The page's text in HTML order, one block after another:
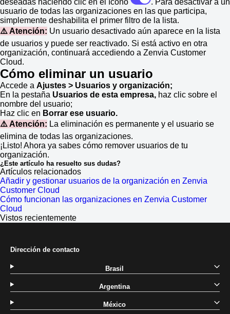
deseadas haciendo clic en el ícono
. Para desactivar a un
usuario de todas las organizaciones en las que participa,
simplemente deshabilita el primer filtro de la lista.
⚠️ Atención: Un usuario desactivado aún aparece en la lista
de usuarios y puede ser reactivado. Si está activo en otra
organización, continuará accediendo a Zenvia Customer
Cloud.
Cómo eliminar un usuario
Accede a Ajustes > Usuarios y organización;
En la pestaña Usuarios de esta empresa, haz clic sobre el
nombre del usuario;
Haz clic en Borrar ese usuario.
⚠️ Atención: La eliminación es permanente y el usuario se
elimina de todas las organizaciones.
¡Listo! Ahora ya sabes cómo remover usuarios de tu
organización.
¿Este artículo ha resuelto sus dudas?
Artículos relacionados
Añadir y gestionar usuarios de la organización en Zenvia
Customer Cloud
Cómo funcionan las organizaciones en Zenvia Customer
Cloud
Vistos recientemente
Dirección de contacto
Brasil
Argentina
México